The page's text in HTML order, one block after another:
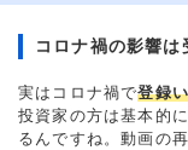
コロナ禍の影響は
実はコロナ禍で登録
投資家の方は基本的
るんですね。動画の